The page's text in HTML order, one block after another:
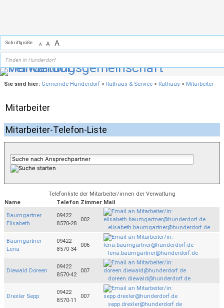
Schriftgröße A A A
Sie sind hier: Gemeinde Hunderdorf > Rathaus & Service > Rathaus > Mitarbeiter
Mitarbeiter
Mitarbeiter-Telefon-Liste
Telefonliste der Mitarbeiter/innen der Verwaltung
Name
Telefon Zimmer Mail
Baumgartner
Elisabeth
09422
8570-28
002
elisabeth.baumgartner@hunderdorf.de
Baumgartner
Lena
09422
8570-34
006
lena.baumgartner@hunderdorf.de
Diewald Doreen
09422
8570-42
007
doreen.diewald@hunderdorf.de
Drexler Sepp
09422
8570-11
007
sepp.drexler@hunderdorf.de